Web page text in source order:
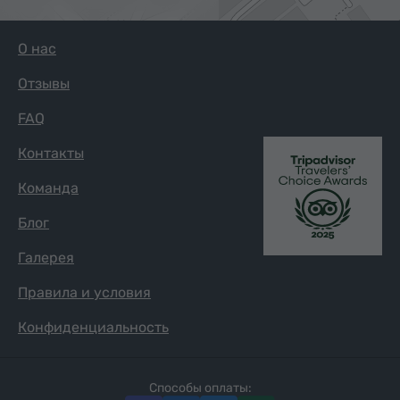
О нас
Отзывы
FAQ
Контакты
Команда
Блог
Галерея
Правила и условия
Конфиденциальность
Способы оплаты: